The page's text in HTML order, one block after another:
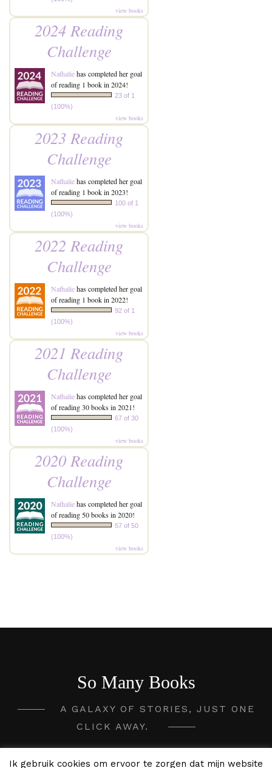
view books
2024 Reading
Challenge
Nathaliehas completed her goal
of reading 1 book in 2024!
23 of 1
(100%)
view books
2023 Reading
Challenge
Nathaliehas completed her goal
of reading 1 book in 2023!
100 of 1
(100%)
view books
2022 Reading
Challenge
Nathaliehas completed her goal
of reading 1 book in 2022!
92 of 1
(100%)
view books
2021 Reading
Challenge
Nathaliehas completed her goal
of reading 30 books in 2021!
67 of 30
(100%)
view books
2020 Reading
Challenge
Nathaliehas completed her goal
of reading 50 books in 2020!
57 of 50
(100%)
view books
So Many Books
A GALAXY OF STORIES, JUST ONE
CLICK AWAY.
2020 - 2026 So Many Books ©
Ik gebruik cookies om ervoor te zorgen dat mijn website